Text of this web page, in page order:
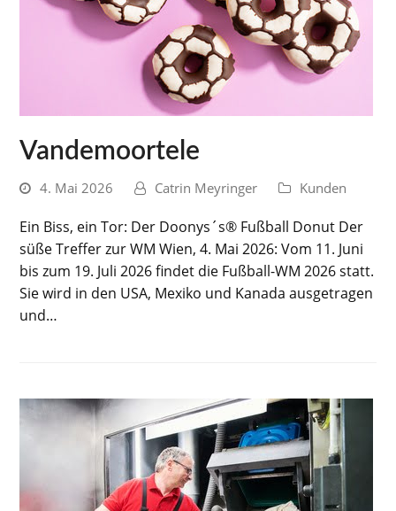
Vandemoortele
4. Mai 2026 Catrin Meyringer Kunden
Ein Biss, ein Tor: Der Doonys´s® Fußball Donut Der
süße Treffer zur WM Wien, 4. Mai 2026: Vom 11. Juni
bis zum 19. Juli 2026 findet die Fußball-WM 2026 statt.
Sie wird in den USA, Mexiko und Kanada ausgetragen
und…